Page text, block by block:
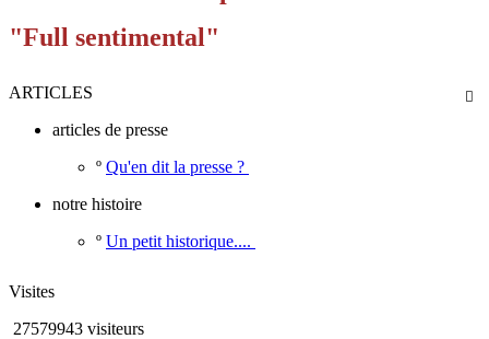
"Full sentimental"

ARTICLES
articles de presse
º Qu'en dit la presse ?
notre histoire
º Un petit historique....
Visites
27579943 visiteurs